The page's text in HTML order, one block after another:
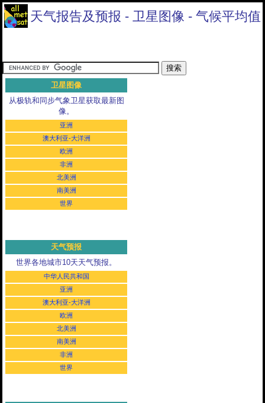
天气报告及预报 - 卫星图像 - 气候平均值
卫星图像
从极轨和同步气象卫星获取最新图
像。
亚洲
澳大利亚-大洋洲
欧洲
非洲
北美洲
南美洲
世界
天气预报
世界各地城市10天天气预报。
中华人民共和国
亚洲
澳大利亚-大洋洲
欧洲
北美洲
南美洲
非洲
世界